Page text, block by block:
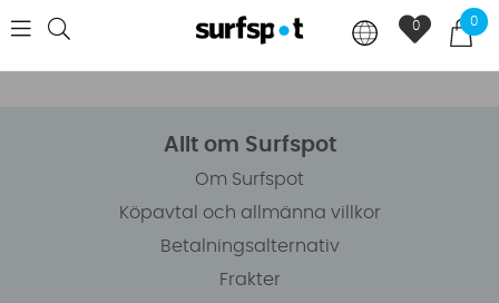
0
0
Allt om Surfspot
Om Surfspot
Köpavtal och allmänna villkor
Betalningsalternativ
Frakter